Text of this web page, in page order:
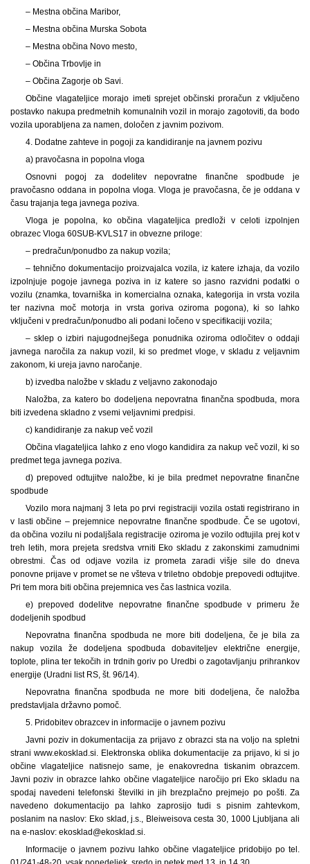
– Mestna občina Maribor,
– Mestna občina Murska Sobota
– Mestna občina Novo mesto,
– Občina Trbovlje in
– Občina Zagorje ob Savi.
Občine vlagateljice morajo imeti sprejet občinski proračun z vključeno
postavko nakupa predmetnih komunalnih vozil in morajo zagotoviti, da bodo
vozila uporabljena za namen, določen z javnim pozivom.
4. Dodatne zahteve in pogoji za kandidiranje na javnem pozivu
a) pravočasna in popolna vloga
Osnovni pogoj za dodelitev nepovratne finančne spodbude je
pravočasno oddana in popolna vloga. Vloga je pravočasna, če je oddana v
času trajanja tega javnega poziva.
Vloga je popolna, ko občina vlagateljica predloži v celoti izpolnjen
obrazec Vloga 60SUB-KVLS17 in obvezne priloge:
– predračun/ponudbo za nakup vozila;
– tehnično dokumentacijo proizvajalca vozila, iz katere izhaja, da vozilo
izpolnjuje pogoje javnega poziva in iz katere so jasno razvidni podatki o
vozilu (znamka, tovarniška in komercialna oznaka, kategorija in vrsta vozila
ter nazivna moč motorja in vrsta goriva oziroma pogona), ki so lahko
vključeni v predračun/ponudbo ali podani ločeno v specifikaciji vozila;
– sklep o izbiri najugodnejšega ponudnika oziroma odločitev o oddaji
javnega naročila za nakup vozil, ki so predmet vloge, v skladu z veljavnim
zakonom, ki ureja javno naročanje.
b) izvedba naložbe v skladu z veljavno zakonodajo
Naložba, za katero bo dodeljena nepovratna finančna spodbuda, mora
biti izvedena skladno z vsemi veljavnimi predpisi.
c) kandidiranje za nakup več vozil
Občina vlagateljica lahko z eno vlogo kandidira za nakup več vozil, ki so
predmet tega javnega poziva.
d) prepoved odtujitve naložbe, ki je bila predmet nepovratne finančne
spodbude
Vozilo mora najmanj 3 leta po prvi registraciji vozila ostati registrirano in
v lasti občine – prejemnice nepovratne finančne spodbude. Če se ugotovi,
da občina vozilu ni podaljšala registracije oziroma je vozilo odtujila prej kot v
treh letih, mora prejeta sredstva vrniti Eko skladu z zakonskimi zamudnimi
obrestmi. Čas od odjave vozila iz prometa zaradi višje sile do dneva
ponovne prijave v promet se ne všteva v triletno obdobje prepovedi odtujitve.
Pri tem mora biti občina prejemnica ves čas lastnica vozila.
e) prepoved dodelitve nepovratne finančne spodbude v primeru že
dodeljenih spodbud
Nepovratna finančna spodbuda ne more biti dodeljena, če je bila za
nakup vozila že dodeljena spodbuda dobaviteljev električne energije,
toplote, plina ter tekočih in trdnih goriv po Uredbi o zagotavljanju prihrankov
energije (Uradni list RS, št. 96/14).
Nepovratna finančna spodbuda ne more biti dodeljena, če naložba
predstavljala državno pomoč.
5. Pridobitev obrazcev in informacije o javnem pozivu
Javni poziv in dokumentacija za prijavo z obrazci sta na voljo na spletni
strani www.ekosklad.si. Elektronska oblika dokumentacije za prijavo, ki si jo
občine vlagateljice natisnejo same, je enakovredna tiskanim obrazcem.
Javni poziv in obrazce lahko občine vlagateljice naročijo pri Eko skladu na
spodaj navedeni telefonski številki in jih brezplačno prejmejo po pošti. Za
navedeno dokumentacijo pa lahko zaprosijo tudi s pisnim zahtevkom,
poslanim na naslov: Eko sklad, j.s., Bleiweisova cesta 30, 1000 Ljubljana ali
na e-naslov: ekosklad@ekosklad.si.
Informacije o javnem pozivu lahko občine vlagateljice pridobijo po tel.